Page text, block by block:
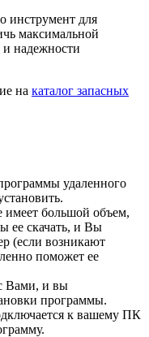
инструмент для
максимальной
и надежности
на каталог запасных
удаленного
имеет большой объем,
ее скачать, и Вы
(если возникают
поможет ее
Вами, и вы
программы.
к вашему ПК